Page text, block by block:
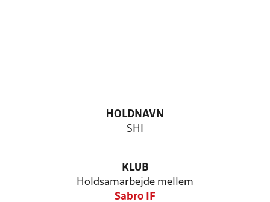
HOLDNAVN
SHI
KLUB
Holdsamarbejde mellem
Sabro IF